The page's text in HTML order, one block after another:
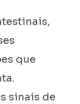
que
sinais de